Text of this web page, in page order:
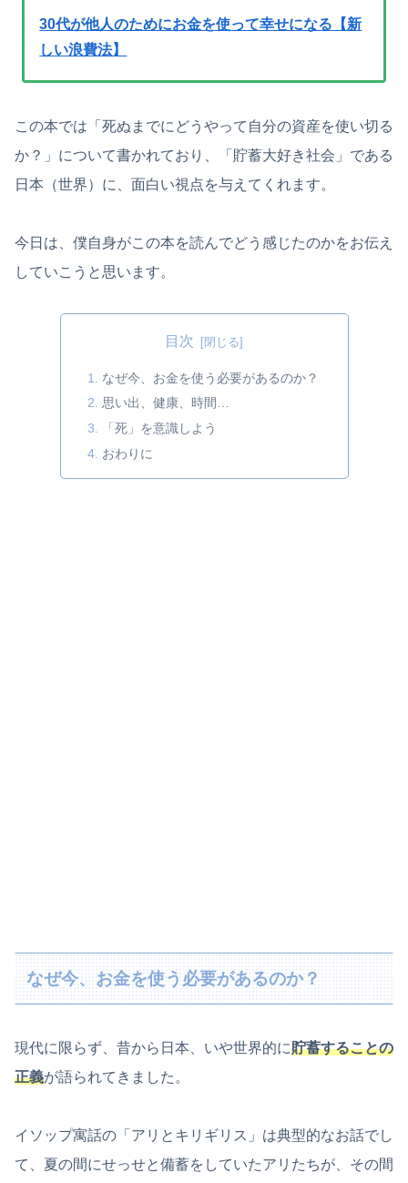
30代が他人のためにお金を使って幸せになる【新
しい浪費法】
この本では「死ぬまでにどうやって自分の資産を使い切る
か？」について書かれており、「貯蓄大好き社会」である
日本（世界）に、面白い視点を与えてくれます。
今日は、僕自身がこの本を読んでどう感じたのかをお伝え
していこうと思います。
目次
なぜ今、お金を使う必要があるのか？
思い出、健康、時間…
「死」を意識しよう
おわりに
なぜ今、お金を使う必要があるのか？
現代に限らず、昔から日本、いや世界的に貯蓄することの
正義が語られてきました。
イソップ寓話の「アリとキリギリス」は典型的なお話でし
て、夏の間にせっせと備蓄をしていたアリたちが、その間